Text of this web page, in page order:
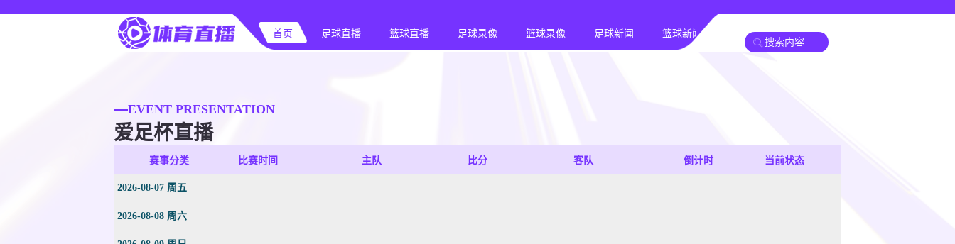
首页 足球直播 篮球直播 足球录像 篮球录像 足球新闻 篮球新闻
EVENT PRESENTATION
爱足杯直播
赛事分类 比赛时间 主队 比分 客队 倒计时 当前状态
2026-08-07 周五
2026-08-08 周六